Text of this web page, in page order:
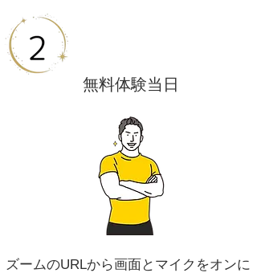
​無料体験当日
​ズームのURLから画面とマイクをオンに